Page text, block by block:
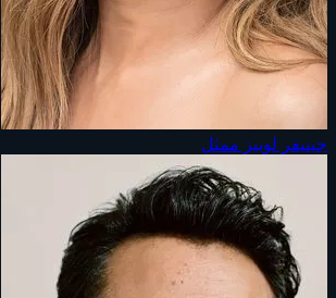
جينيفر لوبيز ممثل